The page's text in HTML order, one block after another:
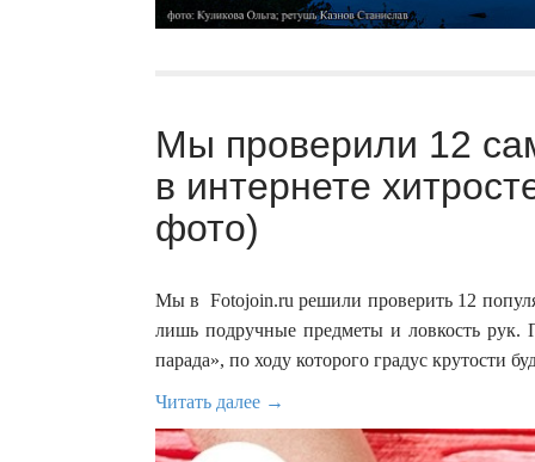
Мы проверили 12
в интернете
фото)
Мы в Fotojoin.ru решили проверить 12
лишь подручные предметы и ловкость рук.
парада», по ходу которого градус крутости
Читать далее →